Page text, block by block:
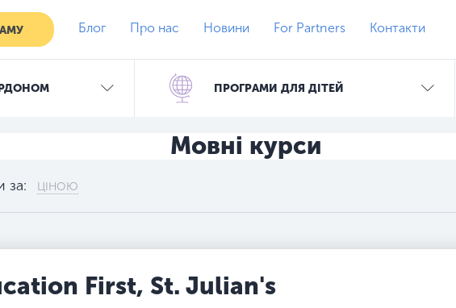
Блог Про нас Новини For Partners Контакти
ПРОГРАМИ ДЛЯ ДІТЕЙ
Мовні курси
за: ЦІНОЮ
First, St. Julian's